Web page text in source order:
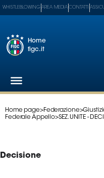
Federazione
Tecnici
WHISTLEBLOWING AREA MEDIA CONTATTI
Home
figc.it
Home page>Federazione>
Federale Appello>SEZ. UNITE -
Decisione